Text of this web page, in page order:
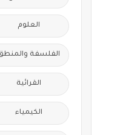
العلوم
الفلسفة
القرائية
الكيمياء